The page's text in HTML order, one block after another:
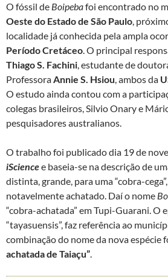
O fóssil de Boipebafoi encontrado no
Oeste do Estado de São Paulo,
localidade já conhecida pela ampla
PeríodoCretáceo. O principal
Thiago S. Fachini, estudante de
ProfessoraAnnie S. Hsiou, ambos da
O estudo ainda contou com a
colegas brasileiros, Silvio Onary e
pesquisadores australianos.
O trabalho foi publicado dia 19 de
iSciencee baseia-se na descrição de
distinta, grande, para uma “cobra-
notavelmente achatado. Daí o nome
“cobra-achatada” em Tupi-Guarani. O
“tayasuensis”, faz referência ao
combinação do nome da nova espécie
achatada de Taiaçu”.